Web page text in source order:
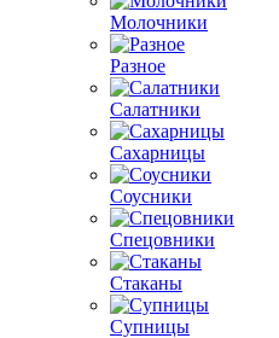
Молочники
Разное
Салатники
Сахарницы
Соусники
Спецовники
Стаканы
Супницы